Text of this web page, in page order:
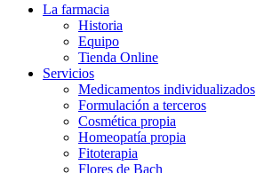
La farmacia
Historia
Equipo
Tienda Online
Servicios
Medicamentos individualizados
Formulación a terceros
Cosmética propia
Homeopatía propia
Fitoterapia
Flores de Bach